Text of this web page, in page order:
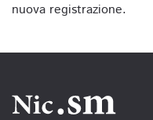
nuova registrazione.